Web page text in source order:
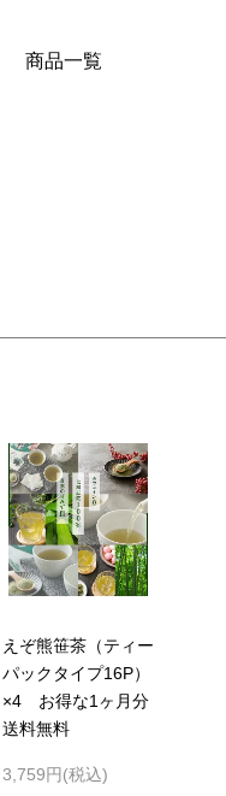
商品一覧
えぞ熊笹茶（ティー
パックタイプ16P）
×4 お得な1ヶ月分
送料無料
3,759円(税込)